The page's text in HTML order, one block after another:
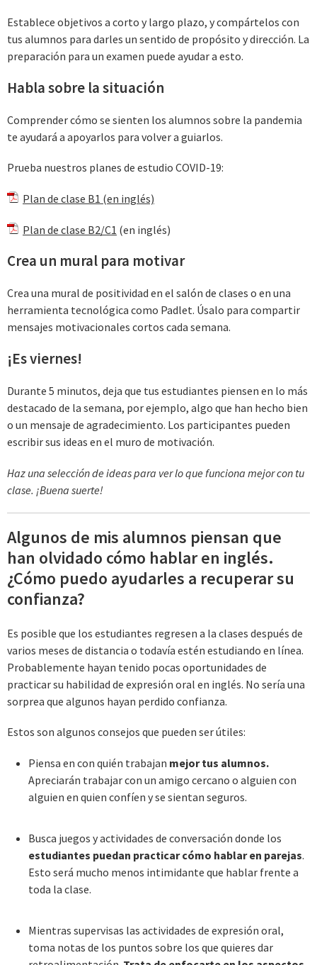
Establece objetivos a corto y largo plazo, y compártelos con
tus alumnos para darles un sentido de propósito y dirección. La
preparación para un examen puede ayudar a esto.
Habla sobre la situación
Comprender cómo se sienten los alumnos sobre la pandemia
te ayudará a apoyarlos para volver a guiarlos.
Prueba nuestros planes de estudio COVID-19:
Plan de clase B1 (en inglés)
Plan de clase B2/C1 (en inglés)
Crea un mural para motivar
Crea una mural de positividad en el salón de clases o en una
herramienta tecnológica como Padlet. Úsalo para compartir
mensajes motivacionales cortos cada semana.
¡Es viernes!
Durante 5 minutos, deja que tus estudiantes piensen en lo más
destacado de la semana, por ejemplo, algo que han hecho bien
o un mensaje de agradecimiento. Los participantes pueden
escribir sus ideas en el muro de motivación.
Haz una selección de ideas para ver lo que funciona mejor con tu
clase. ¡Buena suerte!
Algunos de mis alumnos piensan que
han olvidado cómo hablar en inglés.
¿Cómo puedo ayudarles a recuperar su
confianza?
Es posible que los estudiantes regresen a la clases después de
varios meses de distancia o todavía estén estudiando en línea.
Probablemente hayan tenido pocas oportunidades de
practicar su habilidad de expresión oral en inglés. No sería una
sorprea que algunos hayan perdido confianza.
Estos son algunos consejos que pueden ser útiles:
Piensa en con quién trabajan mejor tus alumnos.
Apreciarán trabajar con un amigo cercano o alguien con
alguien en quien confíen y se sientan seguros.
Busca juegos y actividades de conversación donde los
estudiantes puedan practicar cómo hablar en parejas.
Esto será mucho menos intimidante que hablar frente a
toda la clase.
Mientras supervisas las actividades de expresión oral,
toma notas de los puntos sobre los que quieres dar